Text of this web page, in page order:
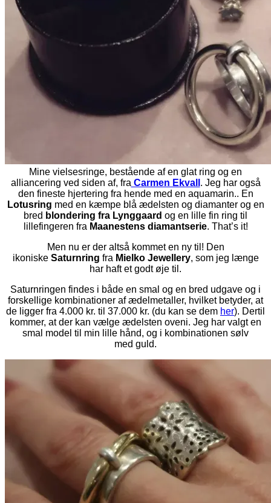
Mine vielsesringe, bestående af en glat ring og en
alliancering ved siden af, fra Carmen Ekvall . Jeg har også
den fineste hjertering fra hende med en aquamarin.. En
Lotusring med en kæmpe blå ædelsten og diamanter og en
bred blondering fra Lynggaard og en lille fin ring til
lillefingeren fra Maanestens diamantserie. That’s it!
Men nu er der altså kommet en ny til! Den
ikoniske Saturnring fra Mielko Jewellery, som jeg længe
har haft et godt øje til.
Saturnringen findes i både en smal og en bred udgave og i
forskellige kombinationer af ædelmetaller, hvilket betyder, at
de ligger fra 4.000 kr. til 37.000 kr. (du kan se dem her). Dertil
kommer, at der kan vælge ædelsten oveni. Jeg har valgt en
smal model til min lille hånd, og i kombinationen sølv
med guld.